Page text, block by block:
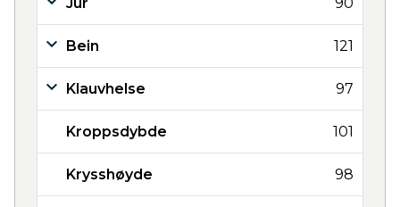
Bein 121
Klauvhelse 97
Kroppsdybde 101
Krysshøyde 98